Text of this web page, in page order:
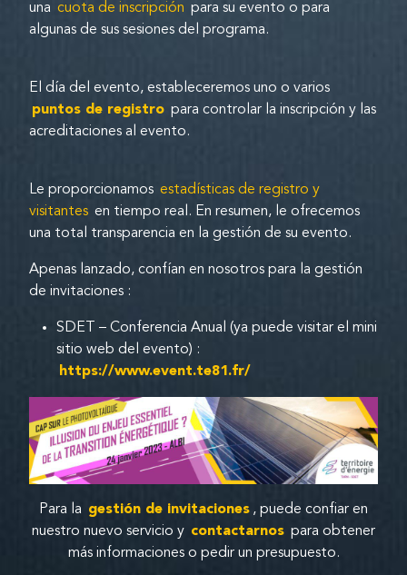
una cuota de inscripción para su evento o para
algunas de sus sesiones del programa.
El día del evento, estableceremos uno o varios
puntos de registro para controlar la inscripción y las
acreditaciones al evento.
Le proporcionamos estadísticas de registro y
visitantes en tiempo real. En resumen, le ofrecemos
una total transparencia en la gestión de su evento.
Apenas lanzado, confían en nosotros para la gestión
de invitaciones :
SDET – Conferencia Anual (ya puede visitar el mini
sitio web del evento) :
https://www.event.te81.fr/
Para la gestión de invitaciones , puede confiar en
nuestro nuevo servicio y contactarnos para obtener
más informaciones o pedir un presupuesto.